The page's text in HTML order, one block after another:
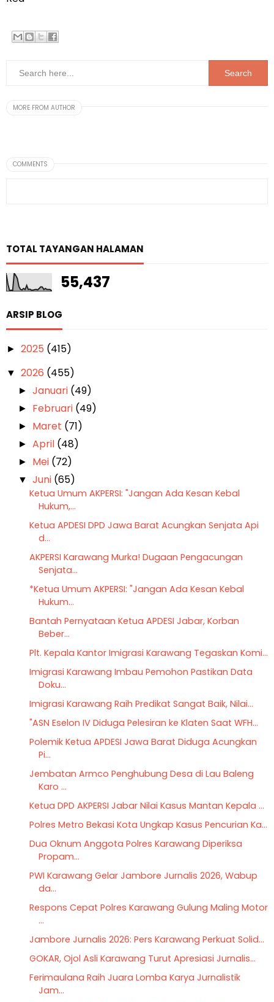
MORE FROM AUTHOR
COMMENTS
TOTAL TAYANGAN HALAMAN
55,437
ARSIP BLOG
► 2025 (415)
▼ 2026 (455)
►Januari (49)
► Februari (49)
► Maret (71)
► April (48)
► Mei (72)
▼Juni (65)
Ketua Umum AKPERSI: "Jangan Ada Kesan Kebal
Hukum,...
Ketua APDESI DPD Jawa Barat Acungkan Senjata Api
d...
AKPERSI Karawang Murka! Dugaan Pengacungan
Senjata...
*Ketua Umum AKPERSI: "Jangan Ada Kesan Kebal
Hukum...
Bantah Pernyataan Ketua APDESI Jabar, Korban
Beber...
Plt. Kepala Kantor Imigrasi Karawang Tegaskan Komi...
Imigrasi Karawang Imbau Pemohon Pastikan Data
Doku...
Imigrasi Karawang Raih Predikat Sangat Baik, Nilai...
"ASN Eselon IV Diduga Pelesiran ke Klaten Saat WFH...
Polemik Ketua APDESI Jawa Barat Diduga Acungkan
Pi...
Jembatan Armco Penghubung Desa di Lau Baleng
Karo ...
Ketua DPD AKPERSI Jabar Nilai Kasus Mantan Kepala ...
Polres Metro Bekasi Kota Ungkap Kasus Pencurian Ka...
Dua Oknum Anggota Polres Karawang Diperiksa
Propam...
PWI Karawang Gelar Jambore Jurnalis 2026, Wabup
da...
Respons Cepat Polres Karawang Gulung Maling Motor
...
Jambore Jurnalis 2026: Pers Karawang Perkuat Solid...
GOKAR, Ojol Asli Karawang Turut Apresiasi Jurnalis...
Ferimaulana Raih Juara Lomba Karya Jurnalistik
Jam...